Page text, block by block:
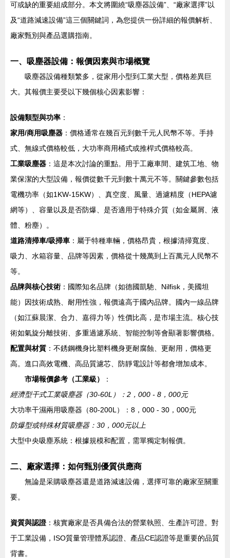
可或缺的重要組成部分。本文將圍繞“吸塵器設備”、“廠家選擇”以
及“道路減速設備”這三個關鍵詞，為您提供一份詳細的報價解析、
廠家甄別與產品選購指南。
一、吸塵器設備：報價因素與市場概覽
吸塵器設備種類繁多，從家用小型到工業大型，價格差異巨
大。其報價主要受以下幾個核心因素影響：
設備類型與功率 ：
家用/商用吸塵器 ：價格通常在幾百元到數千元人民幣不等。手持
式、無線式價格較低，大功率商用桶式或推桿式價格較高。
工業吸塵器 ：這是本次討論的重點。用于工廠車間、建筑工地、物
業保潔的大型設備，報價從數千元到數十萬元不等。關鍵參數包括
電機功率（如1KW-15KW）、真空度、風量、過濾精度（HEPA濾
網等）、容量以及是否防爆、是否適用于特殊介質（如金屬屑、液
體、粉塵）。
道路清掃車/吸掃車 ：屬于特種車輛，價格昂貴，根據清掃寬度、
吸力、水箱容量、品牌等因素，價格從十幾萬到上百萬元人民幣不
等。
品牌與核心技術 ：國際知名品牌（如德國凱馳、Nilfisk，美國坦
能）因技術成熟、耐用性強，報價遠高于國內品牌。國內一線品牌
（如江蘇晨潔、合力、嘉得力等）性價比高，是市場主流。核心技
術如氣旋分離技術、多重過濾系統、智能控制等會顯著影響價格。
配置與材質 ：不銹鋼機身比塑料機身更耐腐蝕、更耐用，價格更
高。進口高效電機、高品質濾芯、防靜電設計等都會增加成本。
市場報價參考（工業級）
：
經濟型干式工業吸塵器（30-60L）：2，000 - 8，000元
大功率干濕兩用吸塵器（80-200L）：8，000 - 30，000元
防爆型或特殊材質吸塵器：30，000元以上
大型中央吸塵系統：根據規模和配置，需單獨定制報價。
二、廠家選擇：如何甄別優質供應商
無論是采購吸塵器還是道路減速設備，選擇可靠的廠家至關重
要。
資質與認證：核實廠家是否具備合法的營業執照、生產許可證。對
于工業設備，ISO質量管理體系認證、產品CE認證等是重要的品質
背書。